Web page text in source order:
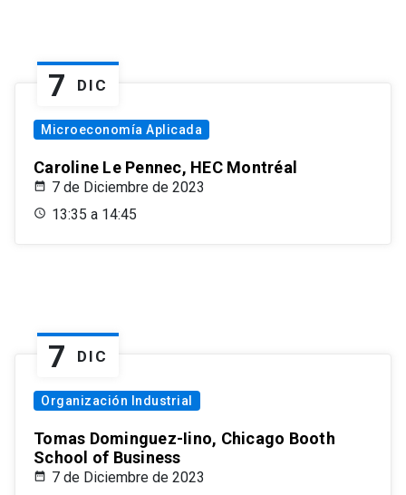
7 DIC
Microeconomía Aplicada
Caroline Le Pennec, HEC Montréal
7 de Diciembre de 2023
13:35 a 14:45
7 DIC
Organización Industrial
Tomas Dominguez-Iino, Chicago Booth
School of Business
7 de Diciembre de 2023